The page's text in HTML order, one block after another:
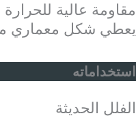
مقاومة عالية للحرارة
يعطي شكل معماري
استخداماته
الفلل الحديثة